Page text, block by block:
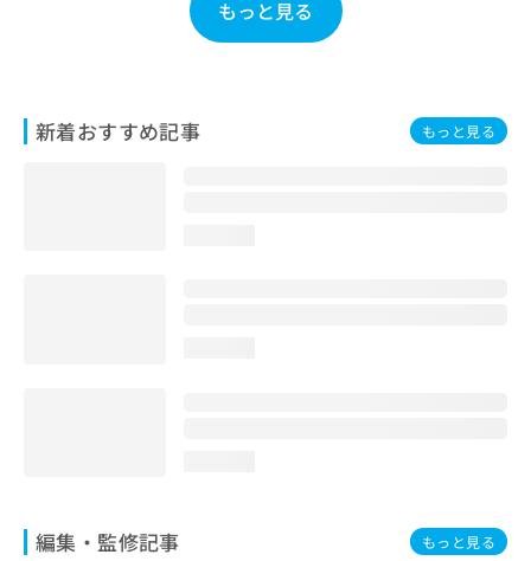
もっと見る
新着おすすめ記事 もっと見る
編集・監修記事 もっと見る
せ